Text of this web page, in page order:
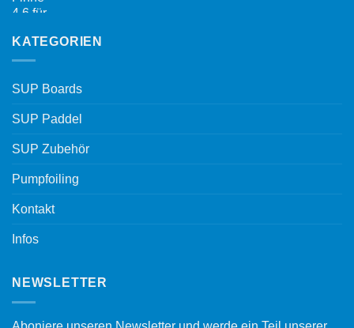
KATEGORIEN
SUP Boards
SUP Paddel
SUP Zubehör
Pumpfoiling
Kontakt
Infos
NEWSLETTER